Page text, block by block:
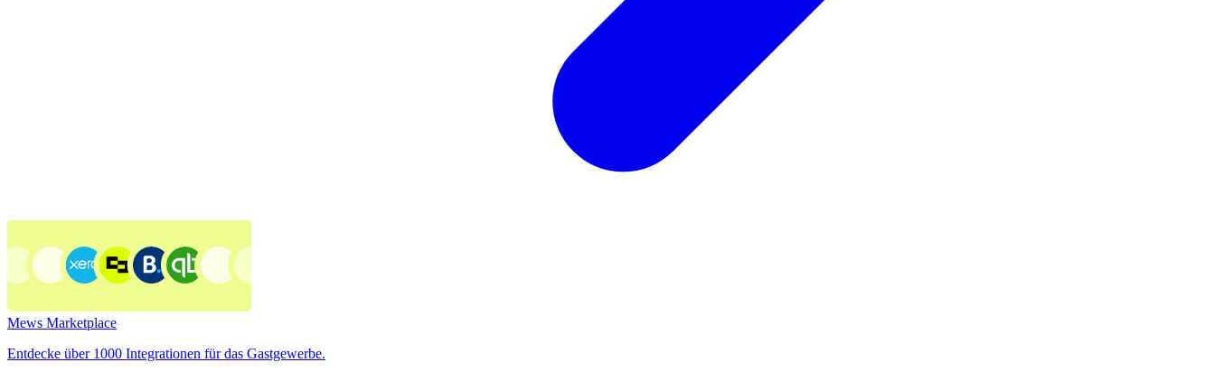
Mews Marketplace
Entdecke über 1000 Integrationen für das Gastgewerbe.